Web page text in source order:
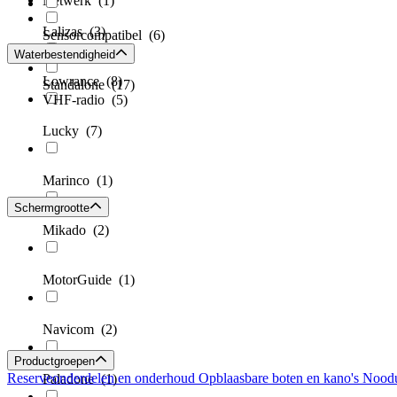
Lalizas(3)
Lowrance(8)
Lucky (7)
Marinco (1)
Mikado (2)
MotorGuide (1)
Navicom (2)
Paladone(1)
Sonar(1)
VHF‑radio (5)
Sensorcompatibel (6)
Standalone(17)
Waterbestendigheid
Schermgrootte
Productgroepen
Reserveonderdelen en onderhoud Opblaasbare boten en kano's